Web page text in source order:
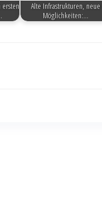
ersten
Alte Infrastrukturen, neue
Möglichkeiten:…